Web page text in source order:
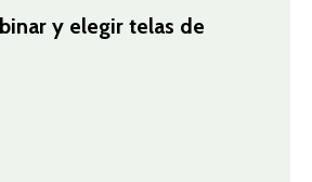
y elegir telas de